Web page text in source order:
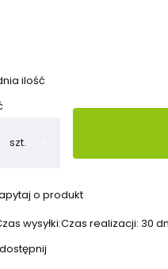
ilość
szt.
o produkt
wysyłki:Czas realizacji: 30